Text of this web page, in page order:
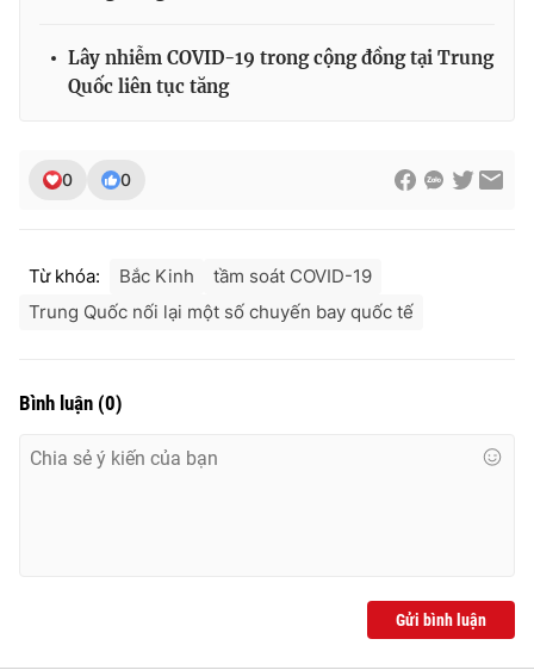
Email:toasoan@vtv.vn
Liên hệ quảng cáo:024-7300.7108
® Cấm sao chép dưới mọi hình thức nếu không có sự chấp
thông tin từ website này.
Lây nhiễm COVID-19 trong cộng đồng tại Trung
Quốc liên tục tăng
0 0
Từ khóa: Bắc Kinh
tầm soát COVID-19
Trung Quốc nối lại một số chuyến bay quốc tế
Bình luận (0)
Gửi bình luận